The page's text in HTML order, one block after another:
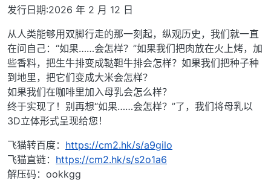
发行日期:2026 年 2 月 12 日
从人类能够用双脚行走的那一刻起，纵观历史，我们就一直
在问自己：“如果……会怎样？”如果我们把肉放在火上烤，加
些香料，把生牛排变成鞑靼牛排会怎样？如果我们把种子种
到地里，把它们变成大米会怎样？
如果我们在咖啡里加入母乳会怎么样？
终于实现了！别再想“如果……会怎样？”了，我们将母乳以
3D立体形式呈现给您！
飞猫转百度： https://cm2.hk/s/a9gilo
飞猫直链： https://cm2.hk/s/s2o1a6
解压码：ookkgg